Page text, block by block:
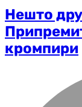
Нешто
кромпири